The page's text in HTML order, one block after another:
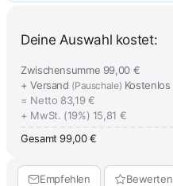
Deine Auswahl kostet:
Zwischensumme 99,00 €
+ Versand (Pauschale) Kostenlos
= Netto 83,19 €
+ MwSt. (19%) 15,81 €
Gesamt 99,00 €
Empfehlen Bewerten